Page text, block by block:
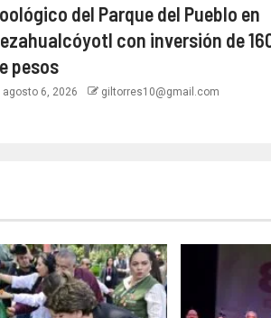
del Parque del Pueblo en
con inversión de
pesos
agosto 6, 2026 giltorres10@gmail.com